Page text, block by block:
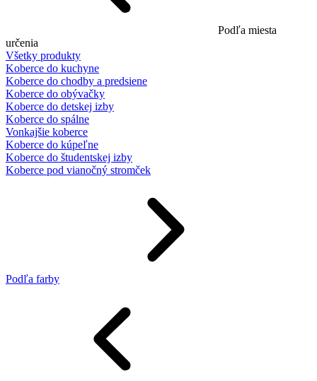
Podľa miesta
určenia
Všetky produkty
Koberce do kuchyne
Koberce do chodby a predsiene
Koberce do obývačky
Koberce do detskej izby
Koberce do spálne
Vonkajšie koberce
Koberce do kúpeľne
Koberce do študentskej izby
Koberce pod vianočný stromček
Podľa farby